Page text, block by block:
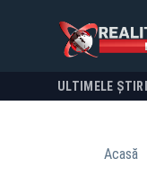
ULTIMELE ȘTIRI
Acasă